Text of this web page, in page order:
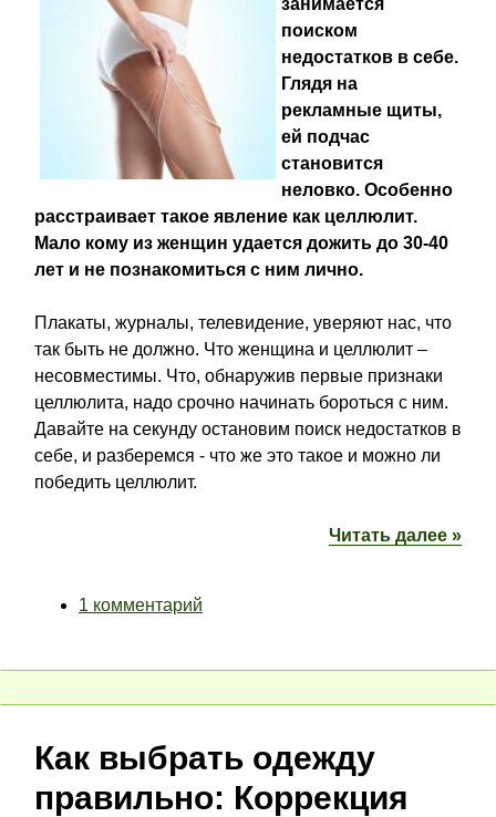
занимается
поиском
недостатков в себе.
Глядя на
рекламные щиты,
ей подчас
становится
неловко. Особенно
расстраивает такое явление как целлюлит.
Мало кому из женщин удается дожить до 30-40
лет и не познакомиться с ним лично.
Плакаты, журналы, телевидение, уверяют нас, что
так быть не должно. Что женщина и целлюлит –
несовместимы. Что, обнаружив первые признаки
целлюлита, надо срочно начинать бороться с ним.
Давайте на секунду остановим поиск недостатков в
себе, и разберемся - что же это такое и можно ли
победить целлюлит.
Читать далее »
1 комментарий
Как выбрать одежду
правильно: Коррекция